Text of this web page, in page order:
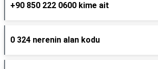
+90 850 222 0600 kime ait
0 324 nerenin alan kodu